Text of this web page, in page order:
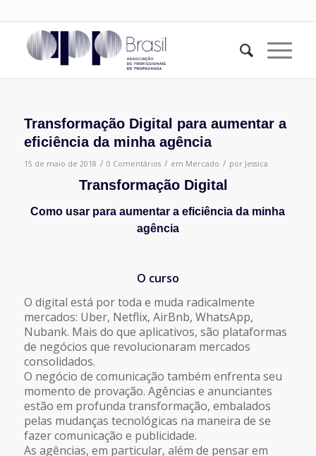
Transformação Digital para aumentar a
eficiência da minha agência
15 de maio de 2018 / 0 Comentários / em Mercado / por Jessica
Transformação Digital
Como usar para aumentar a eficiência da minha
agência
O curso
O digital está por toda e muda radicalmente
mercados: Uber, Netflix, AirBnb, WhatsApp,
Nubank. Mais do que aplicativos, são plataformas
de negócios que revolucionaram mercados
consolidados.
O negócio de comunicação também enfrenta seu
momento de provação. Agências e anunciantes
estão em profunda transformação, embalados
pelas mudanças tecnológicas na maneira de se
fazer comunicação e publicidade.
As agências, em particular, além de pensar em